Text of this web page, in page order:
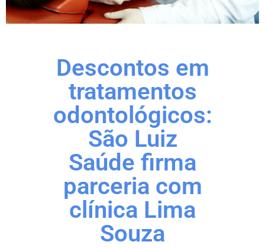
Descontos em
tratamentos
odontológicos:
São Luiz
Saúde firma
parceria com
clínica Lima
Souza